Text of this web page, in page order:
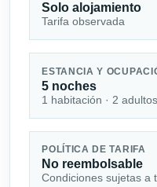
Solo alojamiento
Tarifa observada
ESTANCIA Y
5 noches
1 habitación · 2
POLÍTICA DE TARIFA
No reembolsable
Condiciones sujetas a